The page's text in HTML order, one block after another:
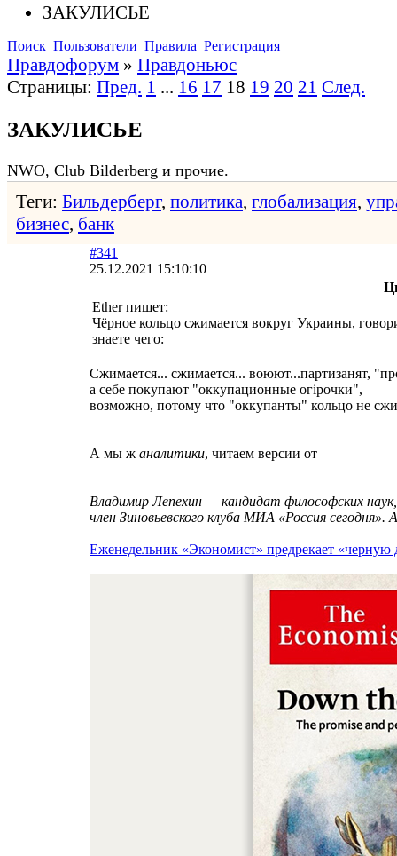
ЗАКУЛИСЬЕ
Поиск Пользователи Правила Регистрация
Правдофорум » Правдоньюс
Страницы: Пред. 1 ... 16 17 18 19 20 21 След.
ЗАКУЛИСЬЕ
NWO, Club Bilderberg и прочие.
Теги: Бильдерберг, политика, глобализация,
бизнес, банк
#341
25.12.2021 15:10:10
Ether пишет:
Чёрное кольцо сжимается вокруг Украины,
знаете чего:
Сжимается... сжимается... воюют...партизанят,
а себе покупают "оккупационные огірочки",
возможно, потому что "оккупанты" кольцо не
А мы ж аналитики, читаем версии oт
Владимир Лепехин — кандидат философских
член Зиновьевского клуба МИА «Россия
Еженедельник «Экономист» предрекает